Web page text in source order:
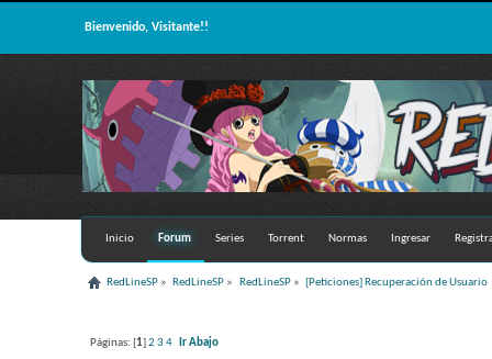
Bienvenido, Visitante!!
Inicio Forum Series Torrent Normas Ingresar
RedLineSP » RedLineSP » RedLineSP» [Peticiones] Recuperación de Usuario
Páginas: [ 1] 2 3 4 Ir Abajo